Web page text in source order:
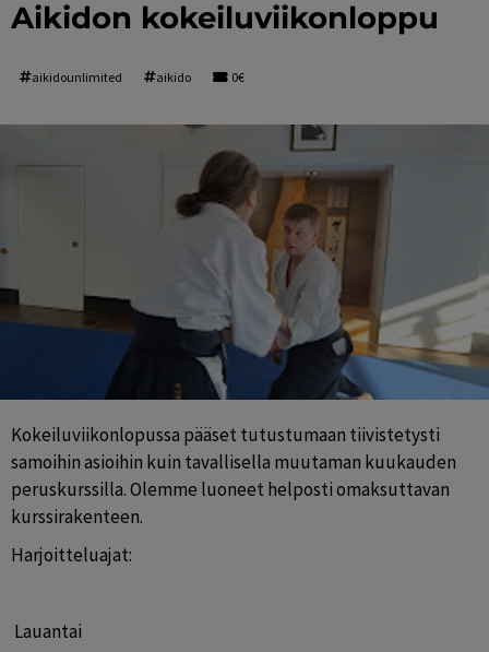
Aikidon kokeiluviikonloppu
aikidounlimited aikido 0€
Kokeiluviikonlopussa pääset tutustumaan tiivistetysti
samoihin asioihin kuin tavallisella muutaman kuukauden
peruskurssilla. Olemme luoneet helposti omaksuttavan
kurssirakenteen.
Harjoitteluajat:
Lauantai